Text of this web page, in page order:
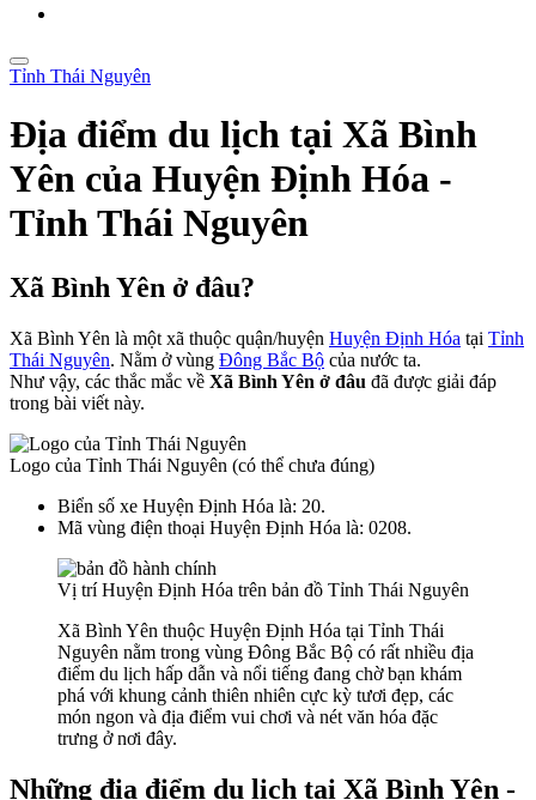
Tỉnh Thái Nguyên
Địa điểm du lịch tại Xã Bình
Yên của Huyện Định Hóa -
Tỉnh Thái Nguyên
Xã Bình Yên ở đâu?
Xã Bình Yên là một xã thuộc quận/huyện Huyện Định Hóa tại Tỉnh
Thái Nguyên. Nằm ở vùng Đông Bắc Bộ của nước ta.
Như vậy, các thắc mắc về Xã Bình Yên ở đâu đã được giải đáp
trong bài viết này.
Logo của Tỉnh Thái Nguyên (có thể chưa đúng)
Biển số xe Huyện Định Hóa là: 20.
Mã vùng điện thoại Huyện Định Hóa là: 0208.
Vị trí Huyện Định Hóa trên bản đồ Tỉnh Thái Nguyên
Xã Bình Yên thuộc Huyện Định Hóa tại Tỉnh Thái
Nguyên nằm trong vùng Đông Bắc Bộ có rất nhiều địa
điểm du lịch hấp dẫn và nổi tiếng đang chờ bạn khám
phá với khung cảnh thiên nhiên cực kỳ tươi đẹp, các
món ngon và địa điểm vui chơi và nét văn hóa đặc
trưng ở nơi đây.
Những địa điểm du lịch tại Xã Bình Yên -